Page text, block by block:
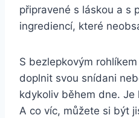
připravené s láskou a s
ingrediencí, které
S bezlepkovým
doplnit svou snídani
kdykoliv během dne. Je
A co víc, můžete si být